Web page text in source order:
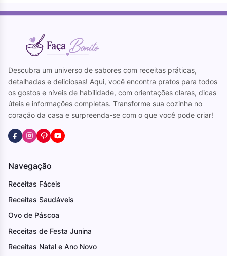
Descubra um universo de sabores com receitas práticas,
detalhadas e deliciosas! Aqui, você encontra pratos para todos
os gostos e níveis de habilidade, com orientações claras, dicas
úteis e informações completas. Transforme sua cozinha no
coração da casa e surpreenda-se com o que você pode criar!
Navegação
Receitas Fáceis
Receitas Saudáveis
Ovo de Páscoa
Receitas de Festa Junina
Receitas Natal e Ano Novo